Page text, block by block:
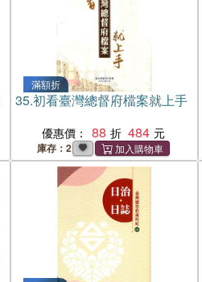
滿額折
35.初看臺灣總督府檔案就上手
優惠價： 88 484
庫存：2